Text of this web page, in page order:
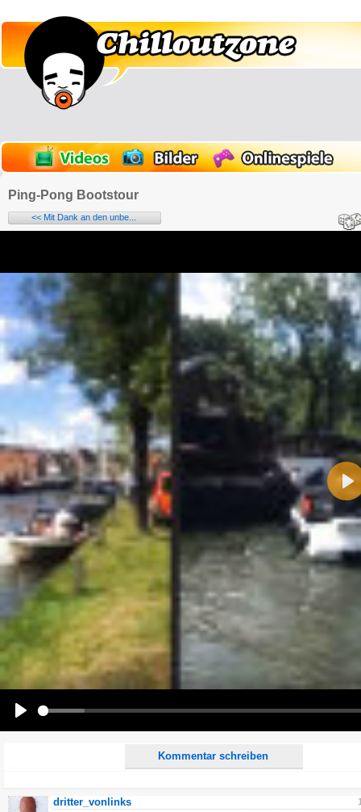
Ping-Pong Bootstour
<< Mit Dank an den unbe...
Kommentar schreiben
Name:
E-Mail-Adresse (optional):
Alle HTML-Tags außer <br>, <strike> und <i> werden aus Deinem Kommentar entfernt.
URLs werden automatisch umgewandelt. Bitte verwende "www." oder "http://" in URLs
Ich möchte eine E-Mail, wenn auf dieser Seite weitere Kommentare erscheinen.
dritter_vonlinks